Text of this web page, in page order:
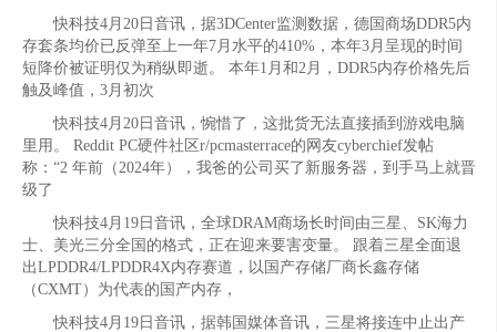
快科技4月20日音讯，据3DCenter监测数据，德国商场DDR5内
存套条均价已反弹至上一年7月水平的410%，本年3月呈现的时间
短降价被证明仅为稍纵即逝。 本年1月和2月，DDR5内存价格先后
触及峰值，3月初次
快科技4月20日音讯，惋惜了，这批货无法直接插到游戏电脑
里用。 Reddit PC硬件社区r/pcmasterrace的网友cyberchief发帖
称：“2 年前（2024年），我爸的公司买了新服务器，到手马上就晋
级了
快科技4月19日音讯，全球DRAM商场长时间由三星、SK海力
士、美光三分全国的格式，正在迎来要害变量。 跟着三星全面退
出LPDDR4/LPDDR4X内存赛道，以国产存储厂商长鑫存储
（CXMT）为代表的国产内存，
快科技4月19日音讯，据韩国媒体音讯，三星将接连中止出产